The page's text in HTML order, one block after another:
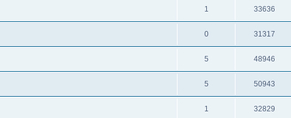
1 33636
0 31317
5 48946
5 50943
1 32829